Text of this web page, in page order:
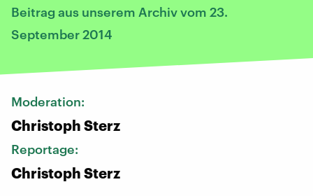
Beitrag aus unserem Archiv vom 23.
September 2014
Moderation:
Christoph Sterz
Reportage:
Christoph Sterz